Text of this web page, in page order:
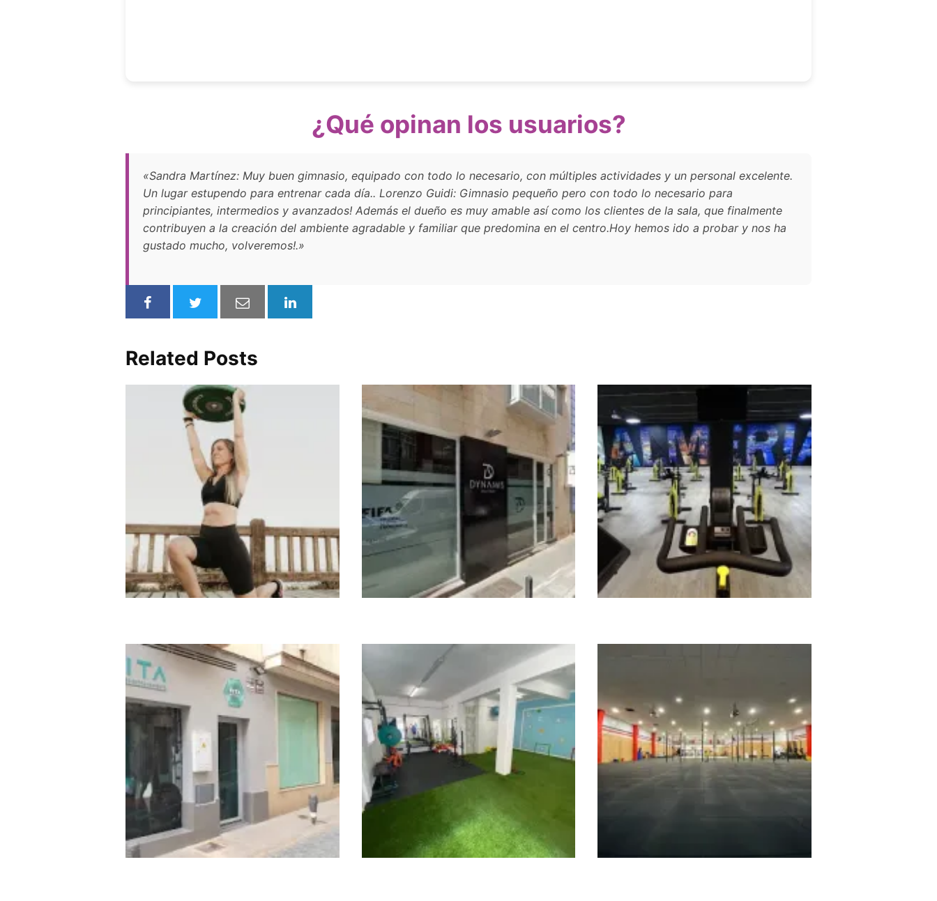
¿Qué opinan los usuarios?
«Sandra Martínez: Muy buen gimnasio, equipado con todo lo necesario, con múltiples actividades y un personal excelente.
Un lugar estupendo para entrenar cada día.. Lorenzo Guidi: Gimnasio pequeño pero con todo lo necesario para
principiantes, intermedios y avanzados! Además el dueño es muy amable así como los clientes de la sala, que finalmente
contribuyen a la creación del ambiente agradable y familiar que predomina en el centro.Hoy hemos ido a probar y nos ha
gustado mucho, volveremos!.»
Related Posts